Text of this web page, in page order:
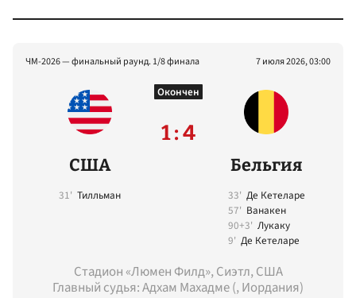
ЧМ-2026 — финальный раунд. 1/8 финала 7 июля 2026, 03:00
США
31' Тилльман
Окончен
1 : 4
Бельгия
33' Де Кетеларе
57' Ванакен
90+3' Лукаку
9' Де Кетеларе
Стадион «Люмен Филд», Сиэтл, США
Главный судья: Адхам Махадме (, Иордания)